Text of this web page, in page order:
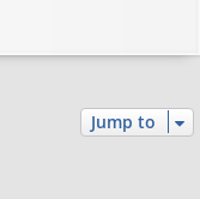
Jump to